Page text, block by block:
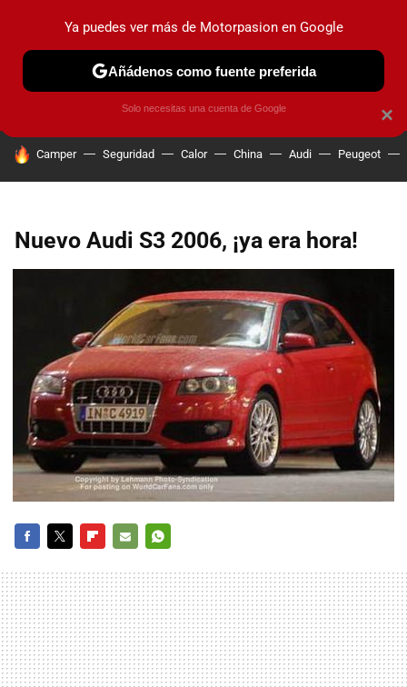
PRUEBAS COCHES ELÉCTRICOS OBSERVATORIO
HOY SE HABLA DE
Camper Seguridad Calor China Audi Peugeot
Nuevo Audi S3 2006, ¡ya era hora!
MAIL
×
Ya puedes ver más de Motorpasion en Google
Añádenos como fuente preferida
Solo necesitas una cuenta de Google